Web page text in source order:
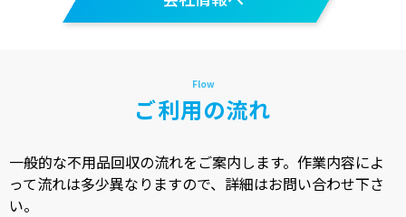
ご利用の流れ
一般的な不用品回収の流れをご案内します。作業内容によ
って流れは多少異なりますので、詳細はお問い合わせ下さ
い。